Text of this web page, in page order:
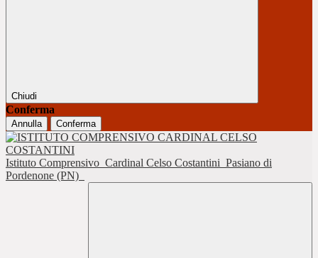
Chiudi
Conferma
Annulla Conferma
Istituto Comprensivo Cardinal Celso Costantini Pasiano di
Pordenone (PN)